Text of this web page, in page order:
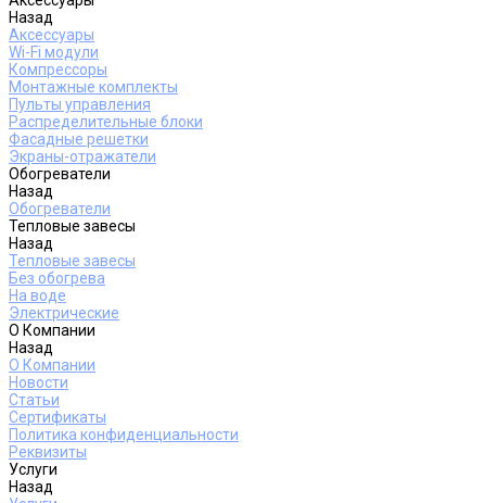
Назад
Аксессуары
Wi-Fi модули
Компрессоры
Монтажные комплекты
Пульты управления
Распределительные блоки
Фасадные решетки
Экраны-отражатели
Обогреватели
Назад
Обогреватели
Тепловые завесы
Назад
Тепловые завесы
Без обогрева
На воде
Электрические
О Компании
Назад
О Компании
Новости
Статьи
Сертификаты
Политика конфиденциальности
Реквизиты
Услуги
Назад